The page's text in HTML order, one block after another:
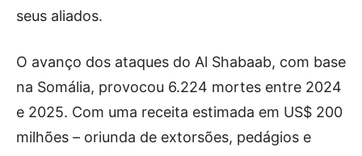
seus aliados.
O avanço dos ataques do Al Shabaab, com base
na Somália, provocou 6.224 mortes entre 2024
e 2025. Com uma receita estimada em US$ 200
milhões – oriunda de extorsões, pedágios e